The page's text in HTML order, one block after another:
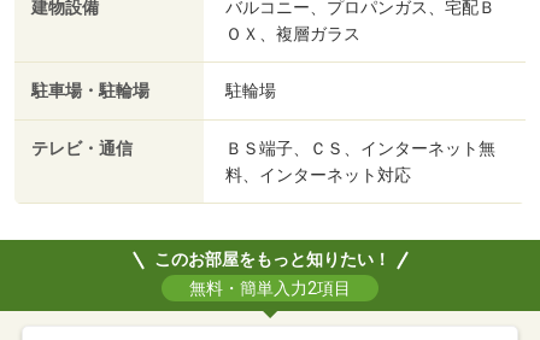
建物設備
バルコニー、プロパンガス、宅配Ｂ
ＯＸ、複層ガラス
駐車場・駐輪場 駐輪場
テレビ・通信
ＢＳ端子、ＣＳ、インターネット無
料、インターネット対応
このお部屋をもっと知りたい！
無料・簡単入力2項目